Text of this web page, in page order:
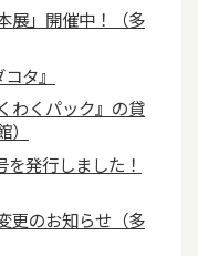
展」開催中！（多
タ』
わくパック』の貸
発行しました！
更のお知らせ（多